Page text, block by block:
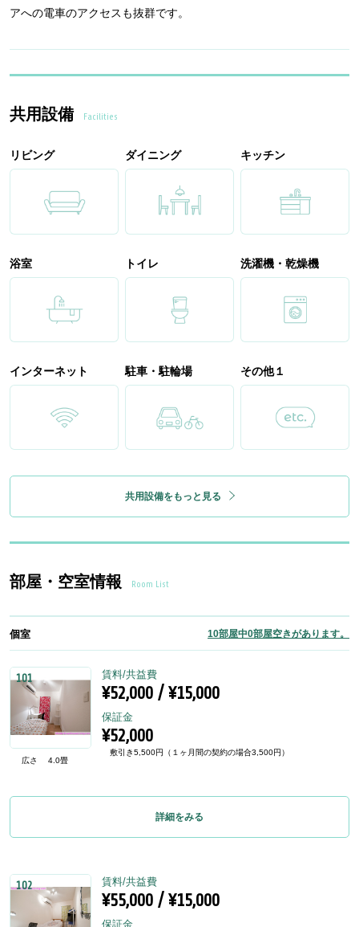
アへの電車のアクセスも抜群です。
共用設備 Facilities
リビング ダイニング キッチン
浴室 トイレ 洗濯機・乾燥機
インターネット 駐車・駐輪場 その他１
共用設備をもっと見る
部屋・空室情報 Room List
個室 10部屋中0部屋空きがあります。
101
広さ 4.0畳
賃料/共益費
¥52,000 / ¥15,000
保証金
¥52,000
敷引き5,500円（１ヶ月間の契約の場合3,500円）
詳細をみる
102 賃料/共益費
¥55,000 / ¥15,000
保証金